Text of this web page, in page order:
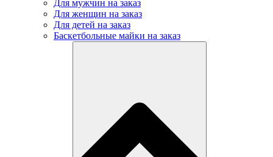
Для мужчин на заказ
Для женщин на заказ
Для детей на заказ
Баскетбольные майки на заказ